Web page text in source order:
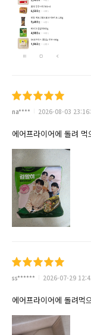
na**** 2026-08-03
에어프라이어에 돌려
ss****** 2026-07-29
에어프라이어에 돌려먹